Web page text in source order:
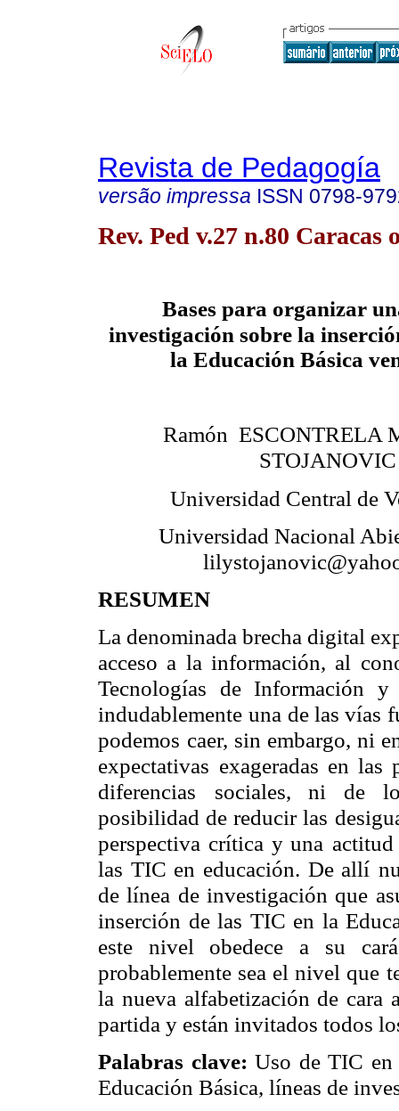
Revista de Pedagogía
versão impressa ISSN 0798-
Rev. Ped v.27 n.80 Caracas
Bases para organizar
investigación sobre la
la Educación Básica
Ramón ESCONTRELA
STOJANOVIC
Universidad Central de
Universidad Nacional
RESUMEN
La denominada brecha digital
acceso a la información, al
Tecnologías de Información
indudablemente una de las vías
podemos caer, sin embargo, ni
expectativas exageradas en
diferencias
sociales, ni de
posibilidad de reducir las
perspectiva crítica y una
las TIC en educación. De allí
de línea de investigación que
inserción de las TIC en la
este nivel obedece a su
probablemente sea el nivel que
la nueva alfabetización de cara
partida y están invitados todos
Palabras clave:Uso de TIC en
Educación Básica, líneas de